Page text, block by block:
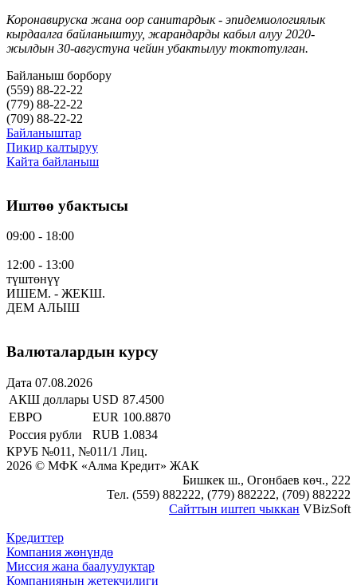
Коронавируска жана оор санитардык - эпидемиологиялык
кырдаалга байланыштуу, жарандарды кабыл алуу 2020-
жылдын 30-августуна чейин убактылуу токтотулган.
Байланыш борбору
(559) 88-22-22
(779) 88-22-22
(709) 88-22-22
Байланыштар
Пикир калтыруу
Кайта байланыш
Иштөө убактысы
09:00 - 18:00
12:00 - 13:00
түштөнүү
ИШЕМ. - ЖЕКШ.
ДЕМ АЛЫШ
Валюталардын курсу
Дата 07.08.2026
АКШ доллары USD 87.4500
ЕВРО
EUR 100.8870
Россия рубли
RUB 1.0834
КРУБ №011, №011/1 Лиц.
2026 © МФК «Алма Кредит» ЖАК
Бишкек ш., Огонбаев көч., 222
Тел. (559) 882222, (779) 882222, (709) 882222
Сайттын иштеп чыккан VBizSoft
Кредиттер
Компания жөнүндө
Миссия жана баалуулуктар
Компаниянын жетекчилиги